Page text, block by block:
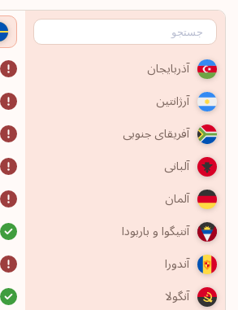
آذربایجان
آرژانتین
آفریقای جنوبی
آلبانی
آلمان
آنتیگوا و باربودا
آندورا
آنگولا